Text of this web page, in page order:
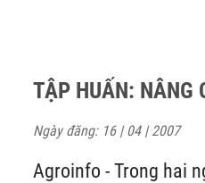
TẬP HUẤN: NÂNG
Ngày đăng: 16 | 04 | 2007
Agroinfo - Trong hai